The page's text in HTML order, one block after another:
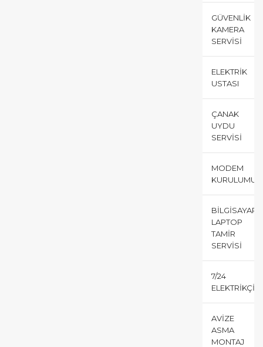
GÜVENLIK
KAMERA
SERVISI
ELEKTRIK
USTASI
ÇANAK
UYDU
SERVISI
MODEM
KURULUMU
BILGISAYAR
LAPTOP
TAMIR
SERVISI
7/24
ELEKTRIKÇI
AVIZE
ASMA
MONTAJ